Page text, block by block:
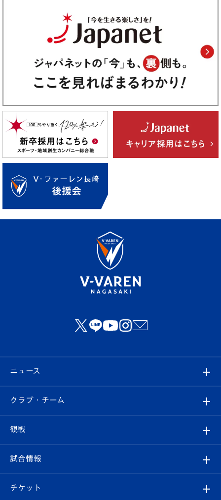
ニュース
すべて
クラブ
試合情報
クラブ・チーム
クラブ概要
観戦
観戦ルール
試合情報
試合日程/結果
チケット